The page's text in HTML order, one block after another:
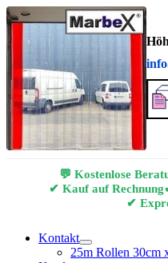
💬 Kostenlose
✔ Kauf auf Rechnung
✔
Kontakt
25m Rollen 30cm